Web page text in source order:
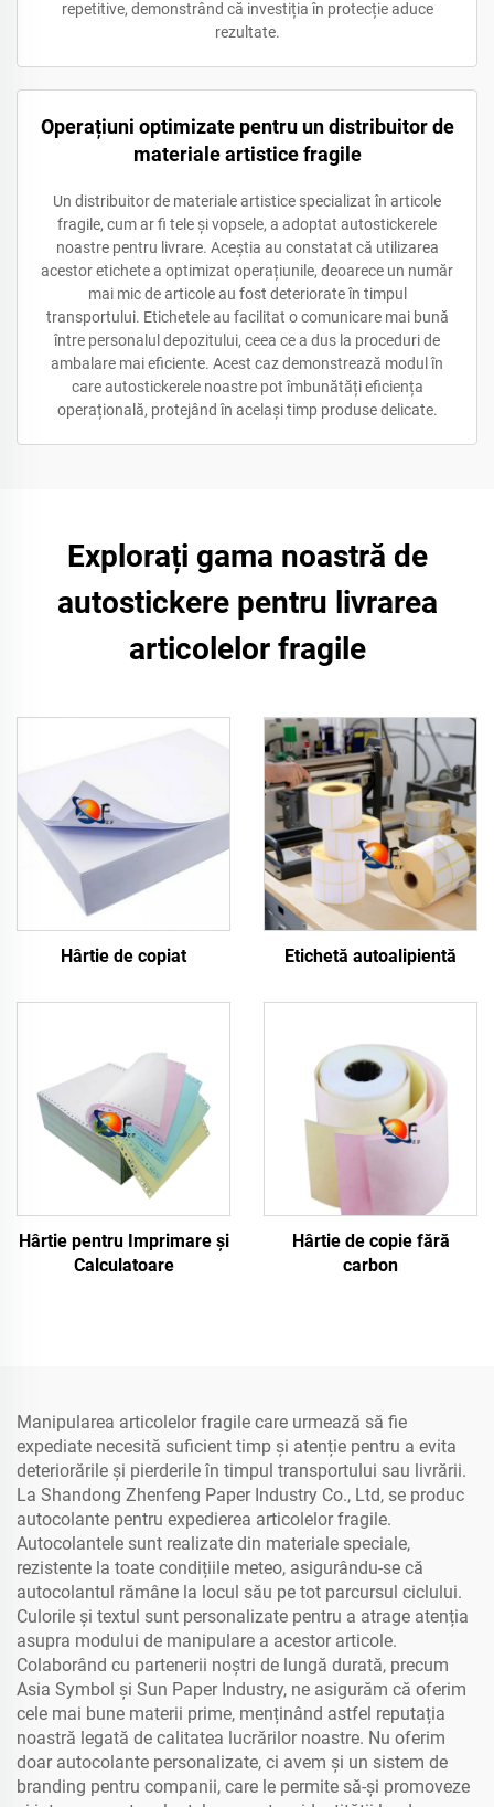
repetitive, demonstrând că investiția în protecție aduce
rezultate.
Operațiuni optimizate pentru un distribuitor de
materiale artistice fragile
Un distribuitor de materiale artistice specializat în articole
fragile, cum ar fi tele și vopsele, a adoptat autostickerele
noastre pentru livrare. Aceștia au constatat că utilizarea
acestor etichete a optimizat operațiunile, deoarece un număr
mai mic de articole au fost deteriorate în timpul
transportului. Etichetele au facilitat o comunicare mai bună
între personalul depozitului, ceea ce a dus la proceduri de
ambalare mai eficiente. Acest caz demonstrează modul în
care autostickerele noastre pot îmbunătăți eficiența
operațională, protejând în același timp produse delicate.
Explorați gama noastră de
autostickere pentru livrarea
articolelor fragile
Hârtie de copiat Etichetă autoalipientă
Hârtie pentru Imprimare și
Calculatoare
Hârtie de copie fără
carbon
Manipularea articolelor fragile care urmează să fie
expediate necesită suficient timp și atenție pentru a evita
deteriorările și pierderile în timpul transportului sau livrării.
La Shandong Zhenfeng Paper Industry Co., Ltd, se produc
autocolante pentru expedierea articolelor fragile.
Autocolantele sunt realizate din materiale speciale,
rezistente la toate condițiile meteo, asigurându-se că
autocolantul rămâne la locul său pe tot parcursul ciclului.
Culorile și textul sunt personalizate pentru a atrage atenția
asupra modului de manipulare a acestor articole.
Colaborând cu partenerii noștri de lungă durată, precum
Asia Symbol și Sun Paper Industry, ne asigurăm că oferim
cele mai bune materii prime, menținând astfel reputația
noastră legată de calitatea lucrărilor noastre. Nu oferim
doar autocolante personalizate, ci avem și un sistem de
branding pentru companii, care le permite să-și promoveze